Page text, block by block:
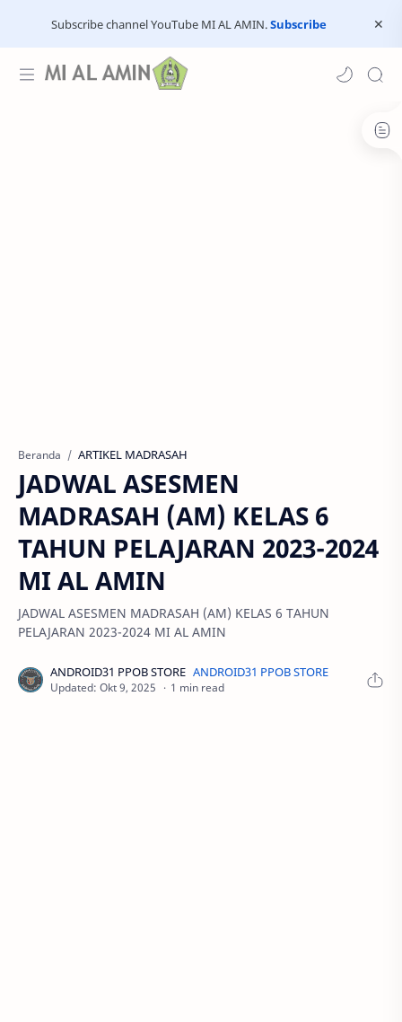
Subscribe channel YouTube MI AL AMIN.Subscribe
Beranda ARTIKEL MADRASAH
JADWAL ASESMEN
MADRASAH (AM) KELAS 6
TAHUN PELAJARAN 2023-2024
MI AL AMIN
JADWAL ASESMEN MADRASAH (AM) KELAS 6 TAHUN
PELAJARAN 2023-2024 MI AL AMIN
1 min read